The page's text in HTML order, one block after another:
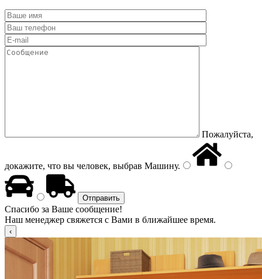
Пожалуйста,
докажите, что вы человек, выбрав Машину.
Спасибо за Ваше сообщение!
Наш менеджер свяжется с Вами в ближайшее время.